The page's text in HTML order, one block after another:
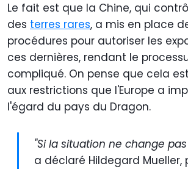
Le fait est que la Chine, qui
des terres rares, a mis en place
procédures pour autoriser les
ces dernières, rendant le
compliqué. On pense que cela
aux restrictions que l'Europe a
l'égard du pays du Dragon.
"Si la situation ne change
a déclaré Hildegard Mueller,